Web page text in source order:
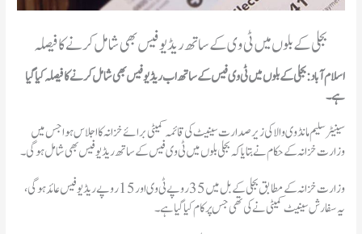
بجلی کے بلوں میں ٹی وی کے ساتھ ریڈیو فیس بھی شامل کرنے کا فیصلہ
اسلام آباد: بجلی کے بلوں میں ٹی وی فیس کے ساتھ اب ریڈیو فیس بھی شامل کرنے کا فیصلہ کیا گیا
ہے۔
سینیٹر سلیم مانڈوی والا کی زیر صدارت سینیٹ کی قائمہ کمیٹی برائے خزانہ کا اجلاس ہوا جس میں
وزارت خزانہ کے حکام نے بتایا کہ بجلی بلوں میں ٹی وی فیس کے ساتھ ریڈیو فیس بھی شامل ہوگی۔
وزارت خزانہ کے مطابق بجلی کے بل میں 35 روپے ٹی وی اور 15 روپے ریڈیو فیس عائد ہوگی،
یہ سفارش سینیٹ کمیٹی نے کی تھی جس پر کام کیا گیا ہے۔